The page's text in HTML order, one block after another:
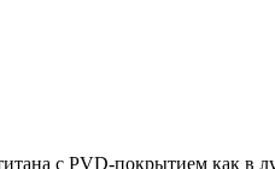
с PVD-покрытием как в